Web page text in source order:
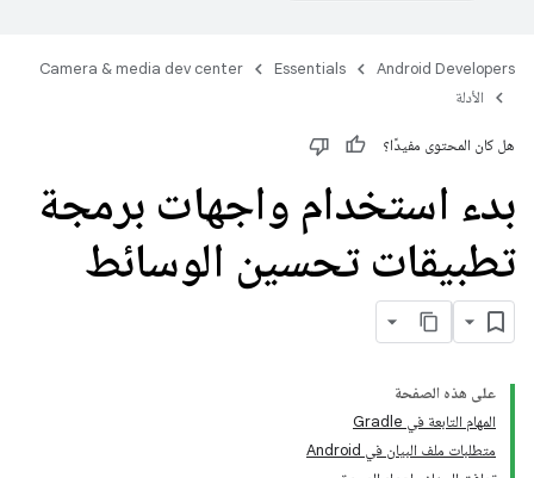
Android Developers
Essentials
Camera & media dev center
الأدلة
هل كان المحتوى مفيدًا؟
بدء استخدام واجهات برمجة
تطبيقات تحسين الوسائط
على هذه الصفحة
المهام التابعة في Gradle
متطلبات ملف البيان في Android